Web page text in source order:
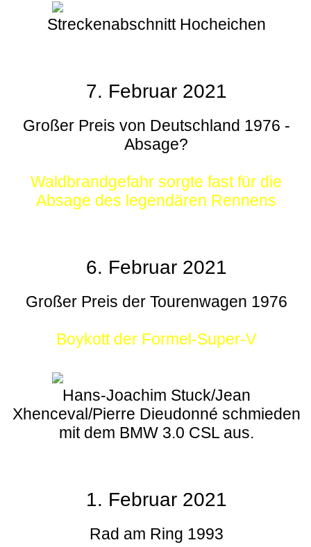
Streckenabschnitt Hocheichen
7. Februar 2021
Großer Preis von Deutschland 1976 -
Absage?
Waldbrandgefahr sorgte fast für die
Absage des legendären Rennens
6. Februar 2021
Großer Preis der Tourenwagen 1976
Boykott der Formel-Super-V
Hans-Joachim Stuck/Jean
Xhenceval/Pierre Dieudonné schmieden
mit dem BMW 3.0 CSL aus.
1. Februar 2021
Rad am Ring 1993